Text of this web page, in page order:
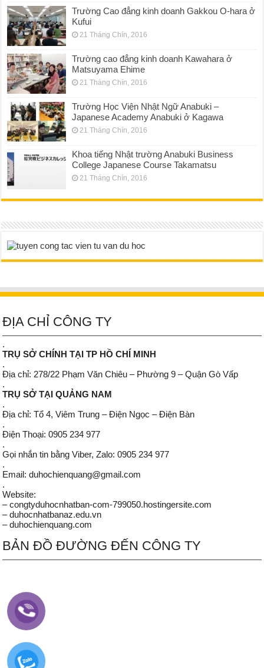
Trường Cao đẳng kinh doanh Gakkou O-hara ở
Kufui
21 Tháng Chín, 2016
Trường cao đẳng kinh doanh Kawahara ở
Matsuyama Ehime
21 Tháng Chín, 2016
Trường Học Viện Nhật Ngữ Anabuki –
Japanese Academy Anabuki ở Kagawa
21 Tháng Chín, 2016
Khoa tiếng Nhật trường Anabuki Business
College Japanese Course Takamatsu
21 Tháng Chín, 2016
ĐỊA CHỈ CÔNG TY
.
TRỤ SỞ CHÍNH TẠI TP HỒ CHÍ MINH
.
Địa chỉ: 278/22 Phạm Văn Chiêu – Phường 9 – Quận Gò Vấp
.
TRỤ SỞ TẠI QUẢNG NAM
.
Địa chỉ: Tổ 4, Viêm Trung – Điện Ngọc – Điện Bàn
.
Điện Thoại: 0905 234 977
.
Gọi nhắn tin bằng Viber, Zalo: 0905 234 977
.
Email: duhochienquang@gmail.com
.
Website:
– congtyduhocnhatban-com-799050.hostingersite.com
– duhocnhatbanaz.edu.vn
– duhochienquang.com
BẢN ĐỒ ĐƯỜNG ĐẾN CÔNG TY